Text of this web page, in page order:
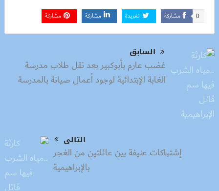
مشاركة 0 تغريدة مشاركة مشاركة
السابق
غضب عارم بأبوكبير بعد نقل طلاب مدرسة
الغابة الإبتدائية لوجود أعمال صيانة بالمدرسة
التالى
إشتباكات عنيفة بين عائلتين من الغجر
بالإبراهيمية